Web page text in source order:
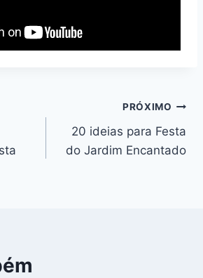
PRÓXIMO
20 ideias para Festa
do Jardim Encantado